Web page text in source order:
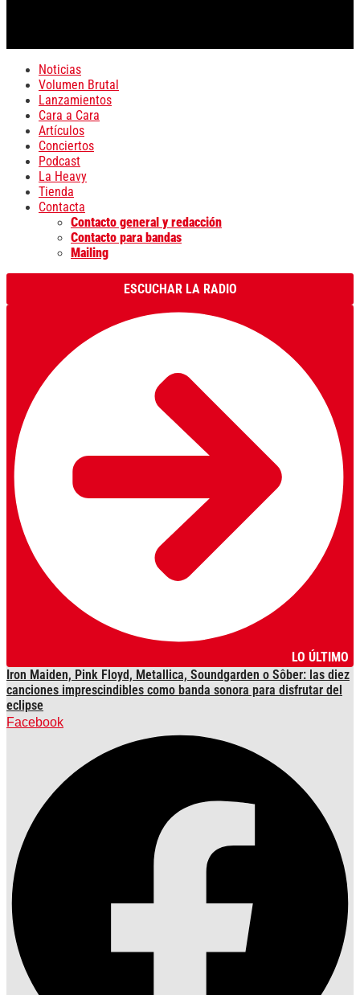
Noticias
Volumen Brutal
Lanzamientos
Cara a Cara
Artículos
Conciertos
Podcast
La Heavy
Tienda
Contacta
Contacto general y redacción
Contacto para bandas
Mailing
ESCUCHAR LA RADIO
LO ÚLTIMO
Iron Maiden, Pink Floyd, Metallica, Soundgarden o Sôber: las diez
canciones imprescindibles como banda sonora para disfrutar del
eclipse
Facebook